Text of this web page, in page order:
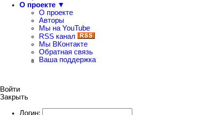
О проекте ▼
О проекте
Авторы
Мы на YouTube
RSS канал
Мы ВКонтакте
Обратная связь
Ваша поддержка
Войти
Закрыть
Логин: